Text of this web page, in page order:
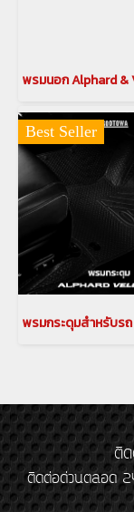
Best Seller
ติดต
ติดต่อด่วนตลอด